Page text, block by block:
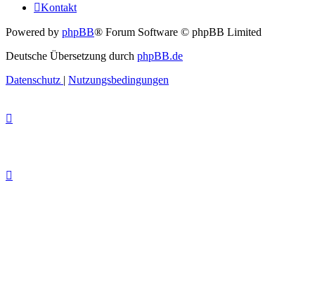
Kontakt
Powered by phpBB® Forum Software © phpBB Limited
Deutsche Übersetzung durch phpBB.de
Datenschutz | Nutzungsbedingungen